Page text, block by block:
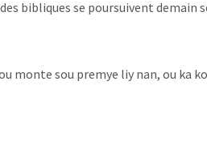
bibliques se poursuivent demain
monte sou premye liy nan, ou ka